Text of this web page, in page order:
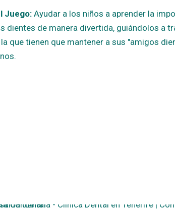
Juego: Ayudar a los niños a aprender la
dientes de manera divertida, guiándolos a
que tienen que mantener a sus "amigos